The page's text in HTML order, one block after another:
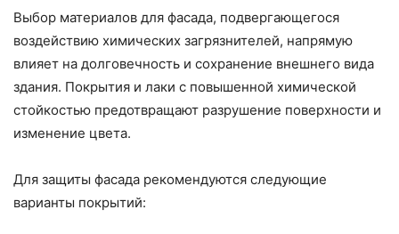
Выбор материалов для фасада, подвергающегося
воздействию химических загрязнителей, напрямую
влияет на долговечность и сохранение внешнего вида
здания. Покрытия и лаки с повышенной химической
стойкостью предотвращают разрушение поверхности и
изменение цвета.
Для защиты фасада рекомендуются следующие
варианты покрытий: